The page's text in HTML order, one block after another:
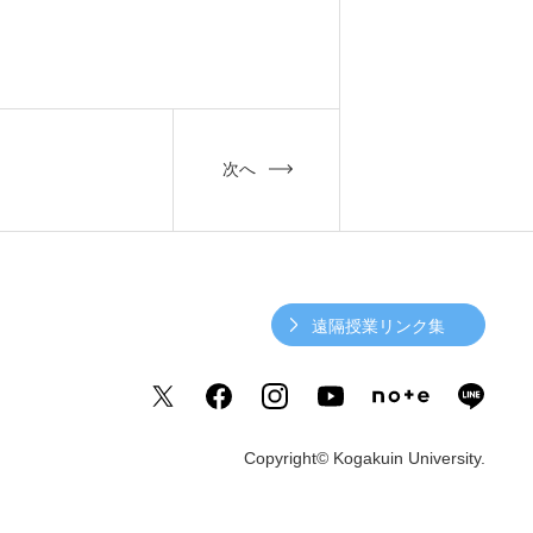
次へ
遠隔授業リンク集
Copyright© Kogakuin University.